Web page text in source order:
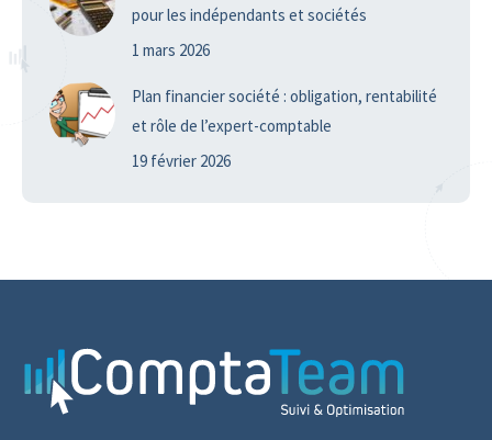
pour les indépendants et sociétés
1 mars 2026
Plan financier société : obligation, rentabilité
et rôle de l’expert-comptable
19 février 2026